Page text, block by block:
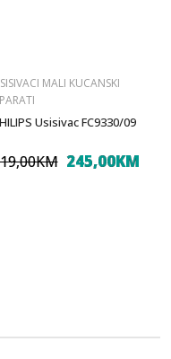
MALI KUCANSKI
Usisivac FC9330/09
245,00KM